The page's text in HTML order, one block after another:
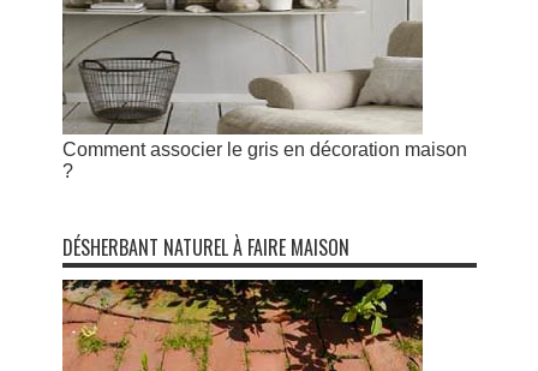
Comment associer le gris en décoration maison
?
DÉSHERBANT NATUREL À FAIRE MAISON